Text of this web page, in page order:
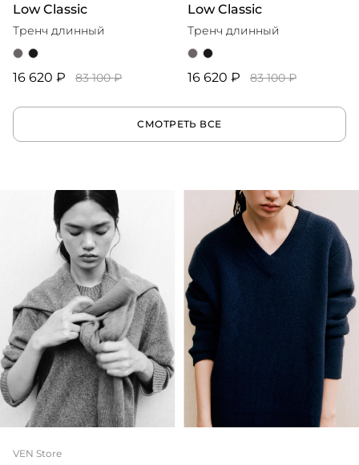
Low Classic
Тренч длинный
16 620 ₽ 83 100 ₽
Low Classic
Тренч длинный
16 620 ₽ 83 100 ₽
СМОТРЕТЬ ВСЕ
VEN Store